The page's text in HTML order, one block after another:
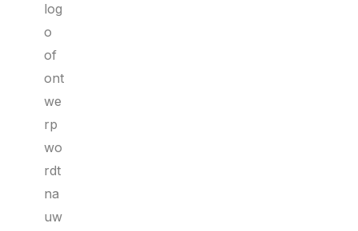
log
o
of
ont
we
rp
wo
rdt
na
uw